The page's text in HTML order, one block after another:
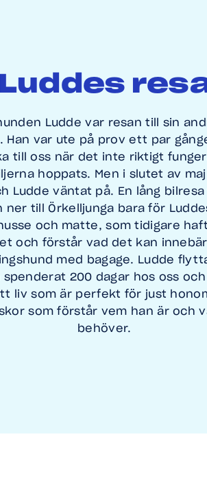
Luddes
Ludde var resan till sin
Han var ute på prov ett par
till oss när det inte riktigt
hoppats. Men i slutet av
Ludde väntat på. En lång
ner till Örkelljunga bara för
och matte, som tidigare
och förstår vad det kan
med bagage. Ludde
spenderat 200 dagar hos oss
liv som är perfekt för just
som förstår vem han är och
behöver.